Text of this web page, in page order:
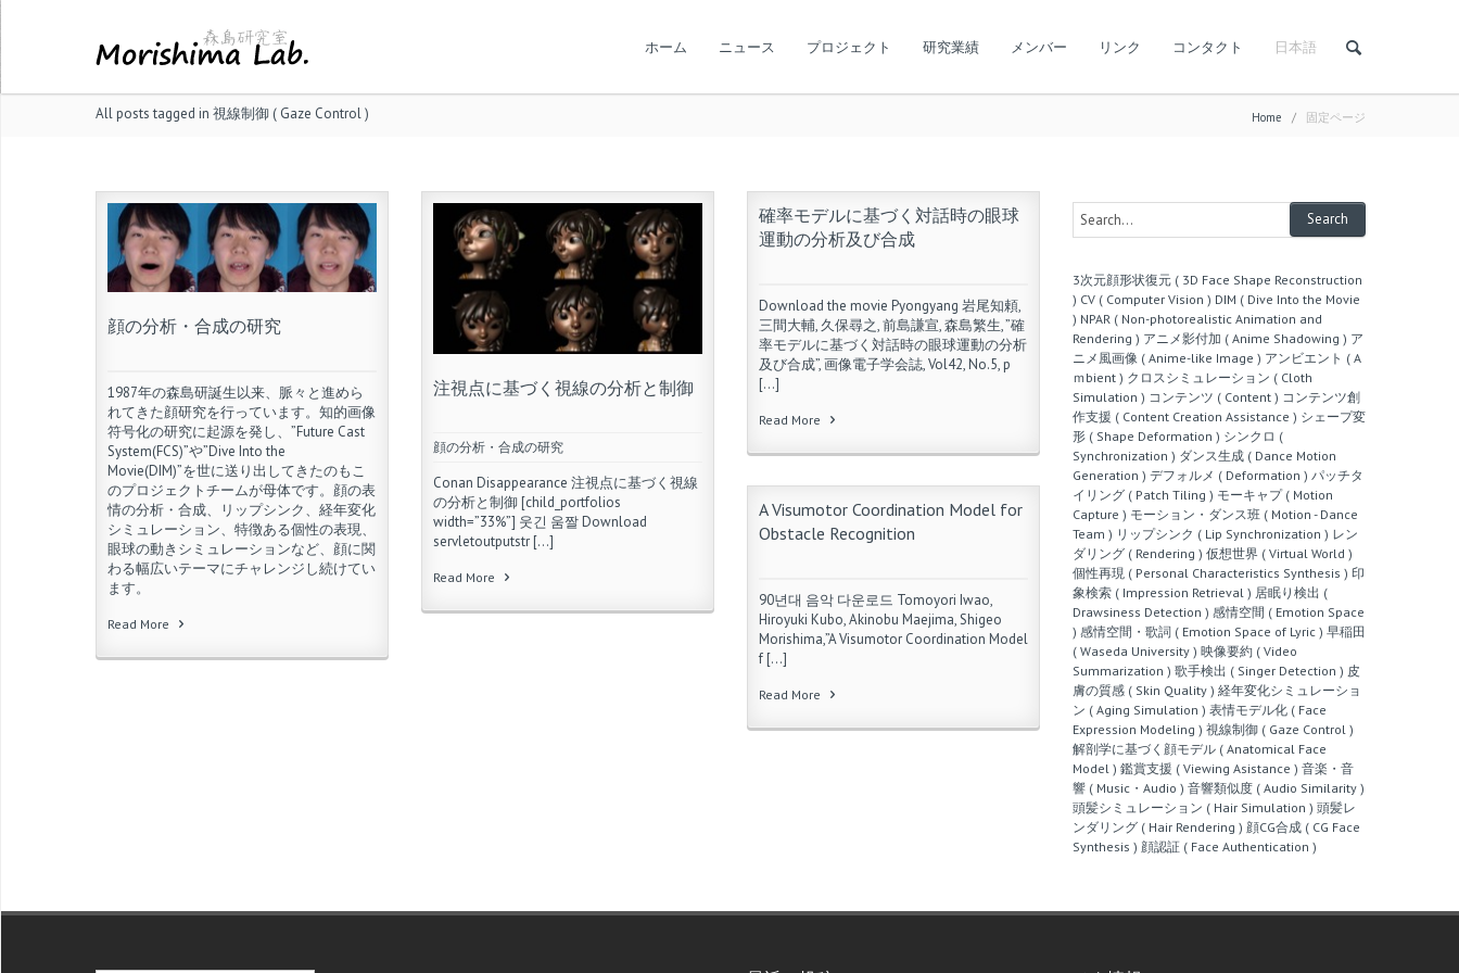
ホーム ニュース プロジェクト 研究業績 メンバー リンク コンタクト 日本語
All posts tagged in 視線制御 ( Gaze Control ) Home / 固定ページ
顔の分析・合成の研究
1987年の森島研誕生以来、脈々と進めら
れてきた顔研究を行っています。知的画像
符号化の研究に起源を発し、”Future Cast
System(FCS)”や”Dive Into the
Movie(DIM)”を世に送り出してきたのもこ
のプロジェクトチームが母体です。顔の表
情の分析・合成、リップシンク、経年変化
シミュレーション、特徴ある個性の表現、
眼球の動きシミュレーションなど、顔に関
わる幅広いテーマにチャレンジし続けてい
ます。
Read More
注視点に基づく視線の分析と制御
顔の分析・合成の研究
Conan Disappearance 注視点に基づく視線
の分析と制御 [child_portfolios
width=”33%”] 웃긴 움짤 Download
servletoutputstr […]
Read More
確率モデルに基づく対話時の眼球
運動の分析及び合成
Download the movie Pyongyang 岩尾知頼,
三間大輔, 久保尋之, 前島謙宣, 森島繁生, ”確
率モデルに基づく対話時の眼球運動の分析
及び合成”, 画像電子学会誌, Vol42, No.5, p
[…]
Read More
A Visumotor Coordination Model for
Obstacle Recognition
90년대 음악 다운로드 Tomoyori Iwao,
Hiroyuki Kubo, Akinobu Maejima, Shigeo
Morishima,”A Visumotor Coordination Model
f […]
Read More
3次元顔形状復元 ( 3D Face Shape Reconstruction
) CV ( Computer Vision ) DIM ( Dive Into the Movie
) NPAR ( Non-photorealistic Animation and
Rendering ) アニメ影付加 ( Anime Shadowing ) ア
ニメ風画像 ( Anime-like Image ) アンビエント ( A
ｍbient ) クロスシミュレーション ( Cloth
Simulation ) コンテンツ ( Content ) コンテンツ創
作支援 ( Content Creation Assistance ) シェープ変
形 ( Shape Deformation ) シンクロ (
Synchronization ) ダンス生成 ( Dance Motion
Generation ) デフォルメ ( Deformation ) パッチタ
イリング ( Patch Tiling ) モーキャプ ( Motion
Capture ) モーション・ダンス班 ( Motion - Dance
Team ) リップシンク ( Lip Synchronization ) レン
ダリング ( Rendering ) 仮想世界 ( Virtual World )
個性再現 ( Personal Characteristics Synthesis ) 印
象検索 ( Impression Retrieval ) 居眠り検出 (
Drawsiness Detection ) 感情空間 ( Emotion Space
) 感情空間・歌詞 ( Emotion Space of Lyric ) 早稲田
( Waseda University ) 映像要約 ( Video
Summarization ) 歌手検出 ( Singer Detection ) 皮
膚の質感 ( Skin Quality ) 経年変化シミュレーショ
ン ( Aging Simulation ) 表情モデル化 ( Face
Expression Modeling ) 視線制御 ( Gaze Control )
解剖学に基づく顔モデル ( Anatomical Face
Model ) 鑑賞支援 ( Viewing Asistance ) 音楽・音
響 ( Music・Audio ) 音響類似度 ( Audio Similarity )
頭髪シミュレーション ( Hair Simulation ) 頭髪レ
ンダリング ( Hair Rendering ) 顔CG合成 ( CG Face
Synthesis ) 顔認証 ( Face Authentication )